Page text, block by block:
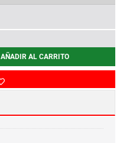
AÑADIR AL CARRITO